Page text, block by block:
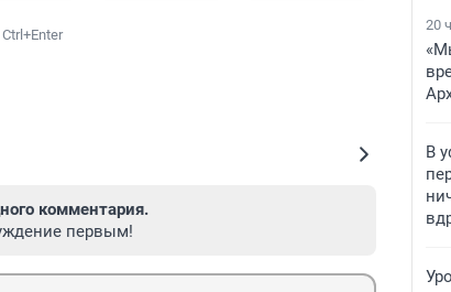
комментария.
первым!
20
В